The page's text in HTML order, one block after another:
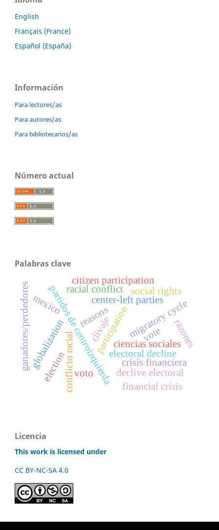
English
Français (France)
Español (España)
Información
Para lectores/as
Para autores/as
Para bibliotecarios/as
Número actual
Palabras clave
ciencias sociales
participation
center-left parties
electoral decline
crisis financiera
partidos de centroizquierda declive electoral
racial conflict
migratory cycle
globalizationconflicto racial
social rights
financial crisis
election
ganadores/perdedores razones
voto
reasons
vote
mexico
citizen participation
clivaje
Licencia
This work is licensed under
CC BY-NC-SA 4.0